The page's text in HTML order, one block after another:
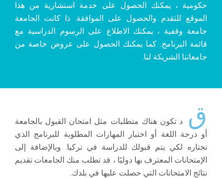
حكومية ، يمكنك الحصول على خدمة استشارية من هذا
الموقع للتقدم والحصول على الموافقة. ذا كانت الجامعة
جامعة وقفية ، يمكنك الاطلاع على الرسوم الدراسية مع
قائمة البرنامج. كما يمكنك الحصول على عروض خاصة من
جامعاتنا الشريكة لنا.
ق
د تكون هناك متطلبات مثل امتحان القبول بالجامعة
أو درجة اللغة أو اختبار المهارات المطلوبة للبرنامج الذي
تختاره لكي يتم قبولك للدراسة في تركيا. وبالإضافة إلى
الإمتحانات المعترف بها دوليًا ، قد تطلب منك الجامعات تقديم
نتائج الامتحانات التي حصلت عليها في بلدك.